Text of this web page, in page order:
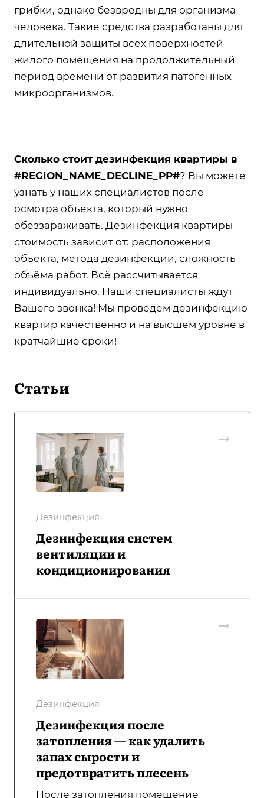
грибки, однако безвредны для организма
человека. Такие средства разработаны для
длительной защиты всех поверхностей
жилого помещения на продолжительный
период времени от развития патогенных
микроорганизмов.
Сколько стоит дезинфекция квартиры в
#REGION_NAME_DECLINE_PP#? Вы можете
узнать у наших специалистов после
осмотра объекта, который нужно
обеззараживать. Дезинфекция квартиры
стоимость зависит от: расположения
объекта, метода дезинфекции, сложность
объёма работ. Всё рассчитывается
индивидуально. Наши специалисты ждут
Вашего звонка! Мы проведем дезинфекцию
квартир качественно и на высшем уровне в
кратчайшие сроки!
Статьи
Дезинфекция
Дезинфекция систем
вентиляции и
кондиционирования
Дезинфекция
Дезинфекция после
затопления — как удалить
запах сырости и
предотвратить плесень
После затопления помещение